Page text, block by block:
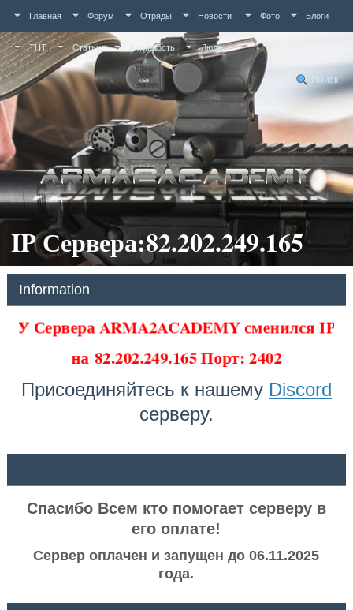
Главная Форум Отряды Новости Фото Блоги
ТНТ Статьи Активность Люди
Поиск
IP Сервера:82.202.249.165
Information
У Сервера ARMA2ACADEMY сменился IP
на 82.202.249.165 Порт: 2402
Присоединяйтесь к нашему Discord
серверу.
Спасибо Всем кто помогает серверу в
его оплате!
Сервер оплачен и запущен до 06.11.2025
года.